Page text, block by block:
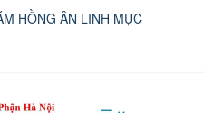
HỒNG ÂN LINH MỤC